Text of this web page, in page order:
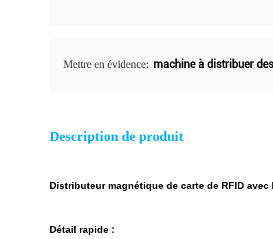
Mettre en évidence: machine à distribuer
Description de produit
Distributeur magnétique de carte de RFID
Détail rapide :